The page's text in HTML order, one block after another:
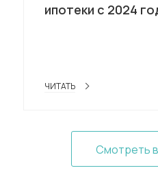
ипотеки с 2024
ЧИТАТЬ
Смотреть